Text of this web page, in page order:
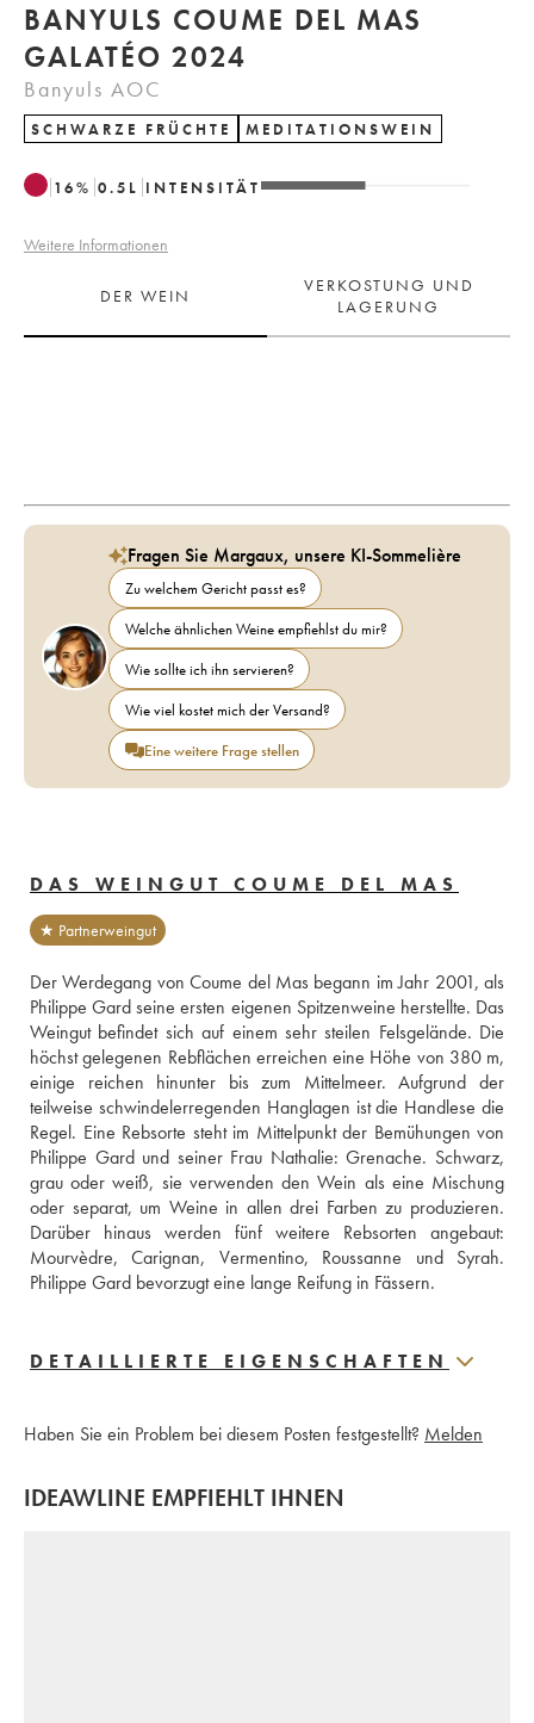
BANYULS COUME DEL MAS
GALATÉO 2024
Banyuls AOC
SCHWARZE FRÜCHTE MEDITATIONSWEIN
16% 0.5 L INTENSITÄT
Weitere Informationen
DER WEIN
VERKOSTUNG UND
LAGERUNG
Fragen Sie Margaux, unsere KI-Sommelière
Zu welchem Gericht passt es?
Welche ähnlichen Weine empfiehlst du mir?
Wie sollte ich ihn servieren?
Wie viel kostet mich der Versand?
Eine weitere Frage stellen
DAS WEINGUT COUME DEL MAS
★ Partnerweingut
Der Werdegang von Coume del Mas begann im Jahr 2001, als
Philippe Gard seine ersten eigenen Spitzenweine herstellte. Das
Weingut befindet sich auf einem sehr steilen Felsgelände. Die
höchst gelegenen Rebflächen erreichen eine Höhe von 380 m,
einige reichen hinunter bis zum Mittelmeer. Aufgrund der
teilweise schwindelerregenden Hanglagen ist die Handlese die
Regel. Eine Rebsorte steht im Mittelpunkt der Bemühungen von
Philippe Gard und seiner Frau Nathalie: Grenache. Schwarz,
grau oder weiß, sie verwenden den Wein als eine Mischung
oder separat, um Weine in allen drei Farben zu produzieren.
Darüber hinaus werden fünf weitere Rebsorten angebaut:
Mourvèdre, Carignan, Vermentino, Roussanne und Syrah.
DETAILLIERTE EIGENSCHAFTEN
Haben Sie ein Problem bei diesem Posten festgestellt? Melden
IDEAWLINE EMPFIEHLT IHNEN